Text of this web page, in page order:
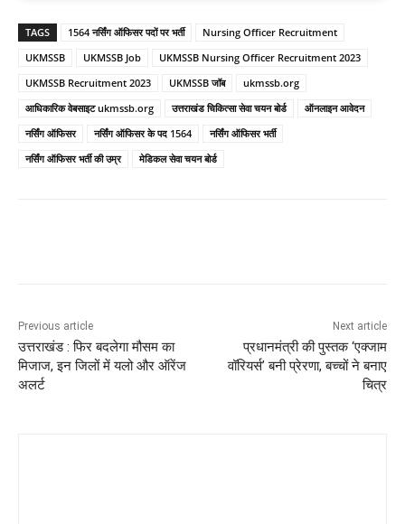
TAGS 1564 नर्सिंग ऑफिसर पदों पर भर्ती
Nursing Officer Recruitment
UKMSSB
UKMSSB Job
​UKMSSB Nursing Officer Recruitment 2023
​UKMSSB Recruitment 2023
UKMSSB जॉब
ukmssb.org
आधिकारिक वेबसाइट ukmssb.org
उत्तराखंड चिकित्सा सेवा चयन बोर्ड
ऑनलाइन आवेदन
नर्सिंग ऑफिसर
नर्सिंग ऑफिसर के पद 1564
नर्सिंग ऑफिसर भर्ती
नर्सिंग ऑफिसर भर्ती की उम्र
मेडिकल सेवा चयन बोर्ड
Previous article
उत्तराखंड : फिर बदलेगा मौसम का
मिजाज, इन जिलों में यलो और ऑरेंज
अलर्ट
Next article
प्रधानमंत्री की पुस्तक ‘एक्जाम
वॉरियर्स’ बनी प्रेरणा, बच्चों ने बनाए
चित्र